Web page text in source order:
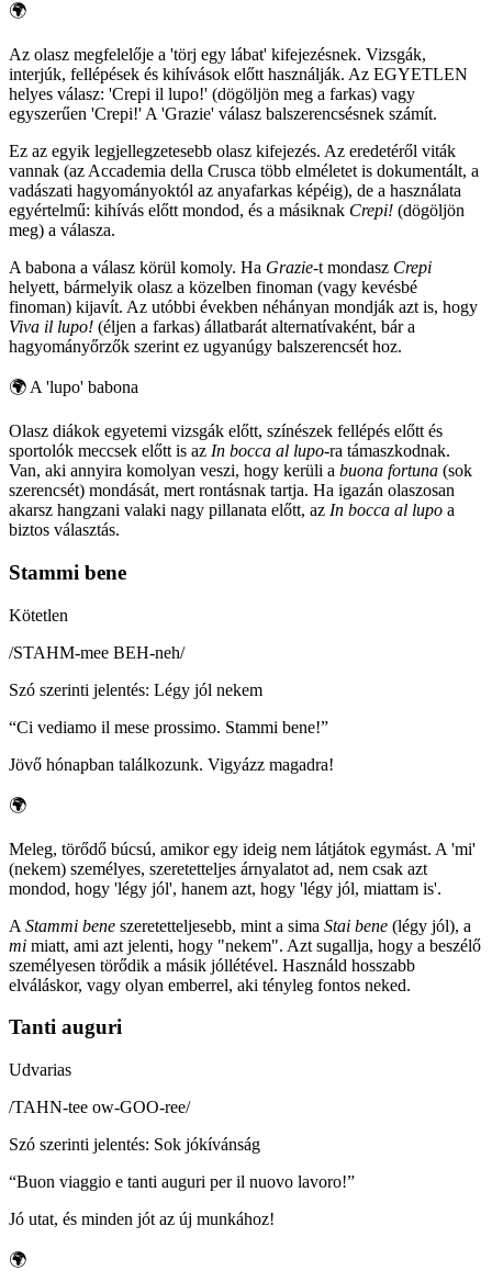
🌍
Az olasz megfelelője a 'törj egy lábat' kifejezésnek. Vizsgák,
interjúk, fellépések és kihívások előtt használják. Az EGYETLEN
helyes válasz: 'Crepi il lupo!' (dögöljön meg a farkas) vagy
egyszerűen 'Crepi!' A 'Grazie' válasz balszerencsésnek számít.
Ez az egyik legjellegzetesebb olasz kifejezés. Az eredetéről viták
vannak (az Accademia della Crusca több elméletet is dokumentált, a
vadászati hagyományoktól az anyafarkas képéig), de a használata
egyértelmű: kihívás előtt mondod, és a másiknak Crepi! (dögöljön
meg) a válasza.
A babona a válasz körül komoly. Ha Grazie-t mondasz Crepi
helyett, bármelyik olasz a közelben finoman (vagy kevésbé
finoman) kijavít. Az utóbbi években néhányan mondják azt is, hogy
Viva il lupo! (éljen a farkas) állatbarát alternatívaként, bár a
hagyományőrzők szerint ez ugyanúgy balszerencsét hoz.
🌍 A 'lupo' babona
Olasz diákok egyetemi vizsgák előtt, színészek fellépés előtt és
sportolók meccsek előtt is az In bocca al lupo-ra támaszkodnak.
Van, aki annyira komolyan veszi, hogy kerüli a buona fortuna (sok
szerencsét) mondását, mert rontásnak tartja. Ha igazán olaszosan
akarsz hangzani valaki nagy pillanata előtt, az In bocca al lupo a
biztos választás.
Stammi bene
Kötetlen
/STAHM-mee BEH-neh/
Szó szerinti jelentés: Légy jól nekem
“Ci vediamo il mese prossimo. Stammi bene!”
Jövő hónapban találkozunk. Vigyázz magadra!
🌍
Meleg, törődő búcsú, amikor egy ideig nem látjátok egymást. A 'mi'
(nekem) személyes, szeretetteljes árnyalatot ad, nem csak azt
mondod, hogy 'légy jól', hanem azt, hogy 'légy jól, miattam is'.
A Stammi bene szeretetteljesebb, mint a sima Stai bene (légy jól), a
mi miatt, ami azt jelenti, hogy "nekem". Azt sugallja, hogy a beszélő
személyesen törődik a másik jóllétével. Használd hosszabb
elváláskor, vagy olyan emberrel, aki tényleg fontos neked.
Tanti auguri
Udvarias
/TAHN-tee ow-GOO-ree/
Szó szerinti jelentés: Sok jókívánság
“Buon viaggio e tanti auguri per il nuovo lavoro!”
Jó utat, és minden jót az új munkához!
🌍